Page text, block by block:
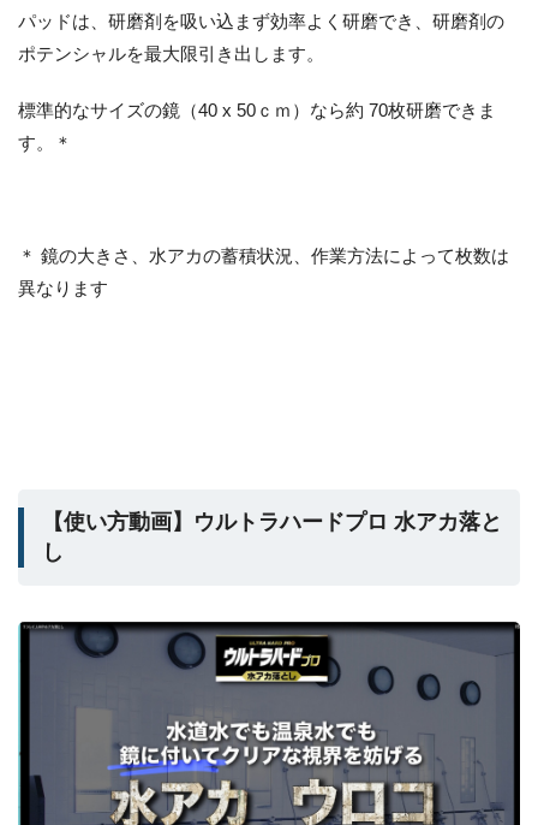
パッドは、研磨剤を吸い込まず効率よく研磨でき、研磨剤の
ポテンシャルを最大限引き出します。
標準的なサイズの鏡（40 x 50ｃｍ）なら約 70枚研磨できま
す。＊
＊ 鏡の大きさ、水アカの蓄積状況、作業方法によって枚数は
異なります
【使い方動画】ウルトラハードプロ 水アカ落と
し